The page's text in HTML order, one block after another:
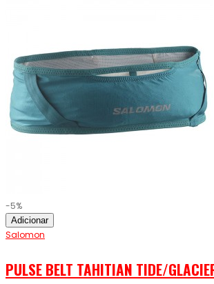
-5%
Adicionar
Salomon
PULSE BELT TAHITIAN TIDE/